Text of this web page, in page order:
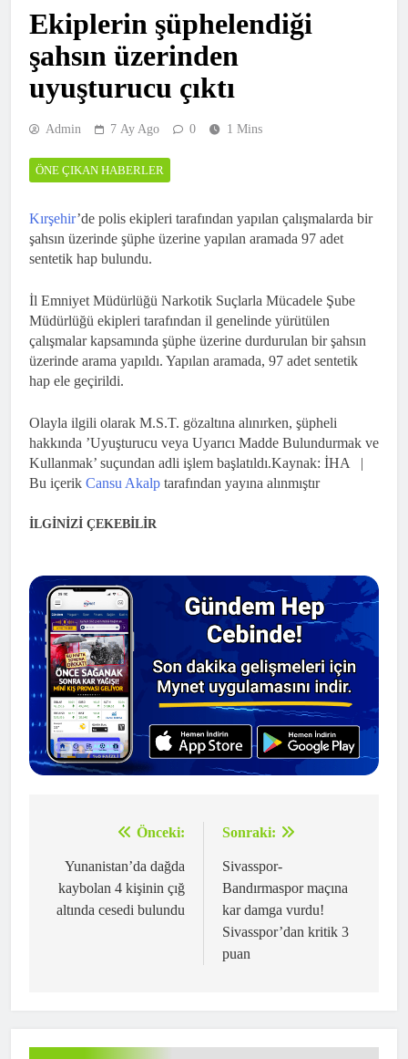
Ekiplerin şüphelendiği
şahsın üzerinden
uyuşturucu çıktı
Admin 7 Ay Ago 0 1 Mins
ÖNE ÇIKAN HABERLER
Kırşehir’de polis ekipleri tarafından yapılan çalışmalarda bir
şahsın üzerinde şüphe üzerine yapılan aramada 97 adet
sentetik hap bulundu.
İl Emniyet Müdürlüğü Narkotik Suçlarla Mücadele Şube
Müdürlüğü ekipleri tarafından il genelinde yürütülen
çalışmalar kapsamında şüphe üzerine durdurulan bir şahsın
üzerinde arama yapıldı. Yapılan aramada, 97 adet sentetik
hap ele geçirildi.
Olayla ilgili olarak M.S.T. gözaltına alınırken, şüpheli
hakkında ’Uyuşturucu veya Uyarıcı Madde Bulundurmak ve
Kullanmak’ suçundan adli işlem başlatıldı.Kaynak: İHA |
Bu içerik Cansu Akalp tarafından yayına alınmıştır
İLGİNİZİ ÇEKEBİLİR
gezinmesi
Önceki:
Yunanistan’da dağda
kaybolan 4 kişinin çığ
altında cesedi bulundu
Sonraki:
Sivasspor-
Bandırmaspor maçına
kar damga vurdu!
Sivasspor’dan kritik 3
puan